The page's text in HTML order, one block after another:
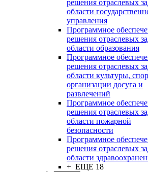
решения отраслевых
области
управления
Программное
решения отраслевых
области образования
Программное
решения отраслевых
области культуры,
организации досуга и
развлечений
Программное
решения отраслевых
области пожарной
безопасности
Программное
решения отраслевых
области
+ ЕЩЕ 18